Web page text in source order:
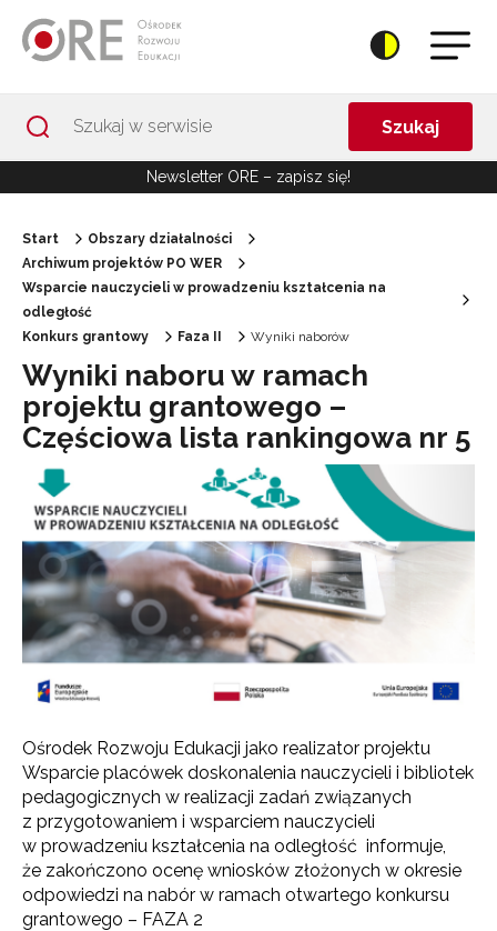
Szukaj
Newsletter ORE – zapisz się!
Start
Obszary działalności
Archiwum projektów PO WER
Wsparcie nauczycieli w prowadzeniu kształcenia na
odległość
Konkurs grantowy
Faza II Wyniki naborów
Wyniki naboru w ramach
projektu grantowego –
Częściowa lista rankingowa nr 5
Ośrodek Rozwoju Edukacji jako realizator projektu
Wsparcie placówek doskonalenia nauczycieli i bibliotek
pedagogicznych w realizacji zadań związanych
z przygotowaniem i wsparciem nauczycieli
w prowadzeniu kształcenia na odległość informuje,
że zakończono ocenę wniosków złożonych w okresie
odpowiedzi na nabór w ramach otwartego konkursu
grantowego – FAZA 2